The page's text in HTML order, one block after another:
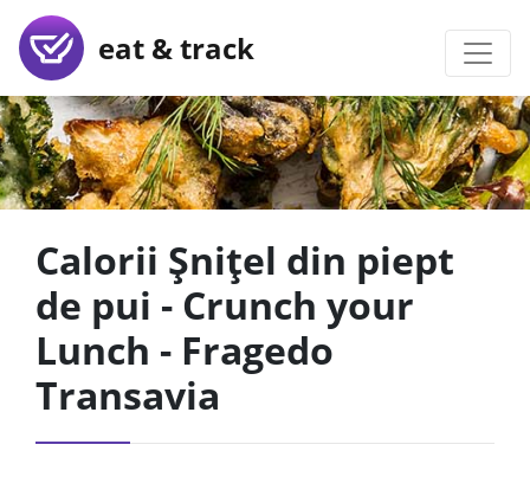
eat & track
Calorii Șnițel din piept
de pui - Crunch your
Lunch - Fragedo
Transavia